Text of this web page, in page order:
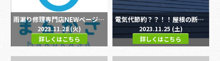
雨漏り修理専門店NEWページが出来ました！！
2023.11.28 (火)
詳しくはこちら
電気代節約？？！！屋根の断熱対策について
2023.11.25 (土)
詳しくはこちら